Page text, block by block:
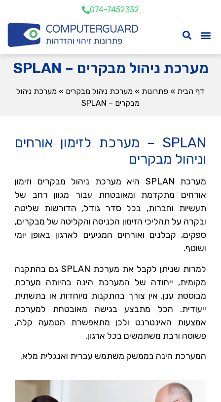
074-7452332
מערכת ניהול מבקרים – SPLAN
דף הבית » פתרונות » מערכת ניהול מבקרים » מערכת ניהול
מבקרים – SPLAN
SPLAN – מערכת לזימון אורחים
וניהול מבקרים
מערכת SPLAN היא מערכת ניהול מבקרים וזימון
אורחים מתקדמת ומאובטחת עבור מגוון רחב של
תעשיות וחברות, בכל סדר גודל, הדורשות שליטה
ובקרה על תהליכי הזימון הכניסה והקליטה של מבקרים,
ספקים, קבלנים ואורחים המגיעים לארגון באופן יומי
ושוטף.
למרות שניתן לקבל את מערכת SPLAN גם בהתקנה
מקומית, ייחודה של המערכת הינה בהיותה מערכת
מבוססת ענן. אין צורך בהתקנות מיוחדות או בתשתית
ייעודית. הכל מתבצע בגישה מאובטחת למערכת
אמצעות האינטרנט ולכן מתאפשרת הטמעה קלה,
פשוטה ורבת משתמשים בכל ארגון.
המערכת הינה בממשק משתמש עברית ואנגלית מלא.